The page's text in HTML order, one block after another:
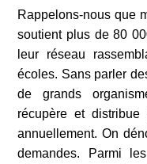
Rappelons-nous que
soutient plus de 80
leur réseau
écoles. Sans parler
de grands
récupère et
annuellement. On
demandes. Parmi